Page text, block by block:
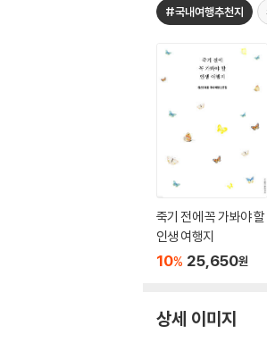
#국내여행추천지
죽기 전에 꼭 가봐야 할
인생 여행지
10% 25,650원
상세 이미지